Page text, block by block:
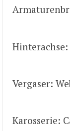
Hinterachse:
Vergaser:
Karosserie: